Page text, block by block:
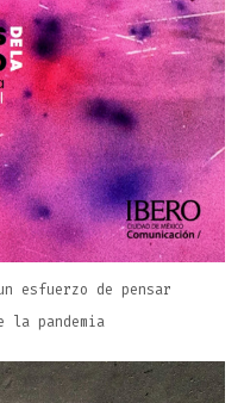
esfuerzo de pensar
la pandemia